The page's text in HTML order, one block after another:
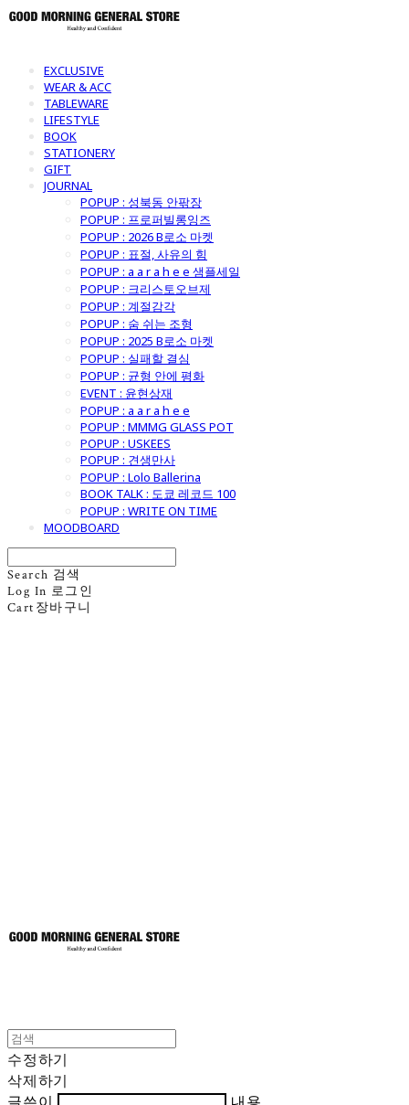
EXCLUSIVE
WEAR & ACC
TABLEWARE
LIFESTYLE
BOOK
STATIONERY
GIFT
JOURNAL
POPUP : 성북동 안팎장
POPUP : 프로퍼빌롱잉즈
POPUP : 2026 B로소 마켓
POPUP : 표절, 사유의 힘
POPUP : a a r a h e e 샘플세일
POPUP : 크리스토오브제
POPUP : 계절감각
POPUP : 숨 쉬는 조형
POPUP : 2025 B로소 마켓
POPUP : 실패할 결심
POPUP : 균형 안에 평화
EVENT : 윤현상재
POPUP : a a r a h e e
POPUP : MMMG GLASS POT
POPUP : USKEES
POPUP : 견생만사
POPUP : Lolo Ballerina
BOOK TALK : 도쿄 레코드 100
POPUP : WRITE ON TIME
MOODBOARD
Search 검색
Log In 로그인
Cart 장바구니
수정하기
삭제하기